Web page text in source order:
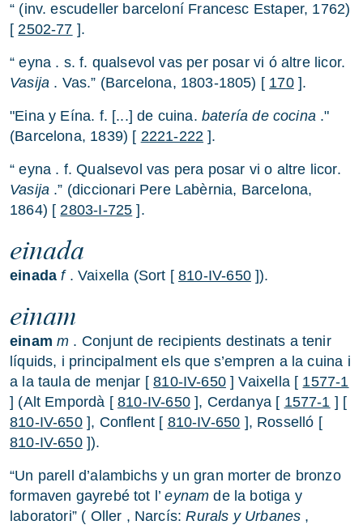
“ (inv. escudeller barceloní Francesc Estaper, 1762)
[2502-77 ].
“ eyna . s. f. qualsevol vas per posar vi ó altre licor.
Vasija . Vas.” (Barcelona, 1803-1805) [ 170].
"Eina y Eína. f. [...] de cuina. batería de cocina ."
(Barcelona, 1839) [ 2221-222 ].
“ eyna . f. Qualsevol vas pera posar vi o altre licor.
Vasija .” (diccionari Pere Labèrnia, Barcelona,
1864) [2803-I-725 ].
einada
einada f. Vaixella (Sort [810-IV-650]).
einam
einam m . Conjunt de recipients destinats a tenir
líquids, i principalment els que s’empren a la cuina i
a la taula de menjar [810-IV-650] Vaixella [ 1577-1
] (Alt Empordà [810-IV-650], Cerdanya [ 1577-1 ] [
810-IV-650], Conflent [ 810-IV-650 ], Rosselló [
810-IV-650]).
“Un parell d’alambichs y un gran morter de bronzo
formaven gayrebé tot l’eynam de la botiga y
laboratori” ( Oller , Narcís:Rurals y Urbanes ,